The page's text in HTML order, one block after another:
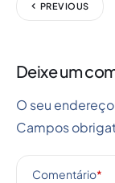
PREVIOUS
Deixe um
O seu
Campos
Comentário*